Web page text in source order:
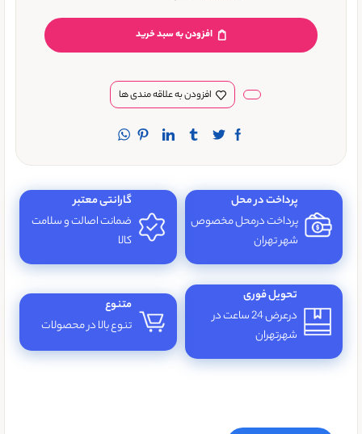
افزودن به سبد خرید
افزودن به علاقه مندی ها
پرداخت در محل
پرداخت درمحل مخصوص
شهر تهران
گارانتی معتبر
ضمانت اصالت و سلامت
کالا
تحویل فوری
درعرض 24 ساعت در
شهرتهران
متنوع
تنوع بالا در محصولات